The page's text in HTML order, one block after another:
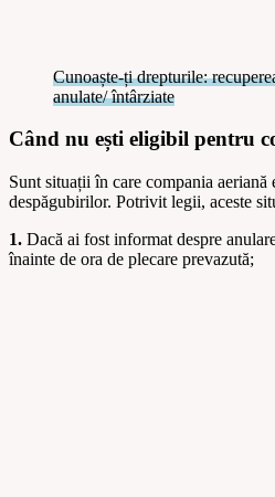
Cunoaște-ți drepturile:
anulate/ întârziate
Când nu ești eligibil pentru
Sunt situații în care compania aeriană
despăgubirilor. Potrivit legii, aceste
1. Dacă ai fost informat despre
înainte de ora de plecare prevazută;